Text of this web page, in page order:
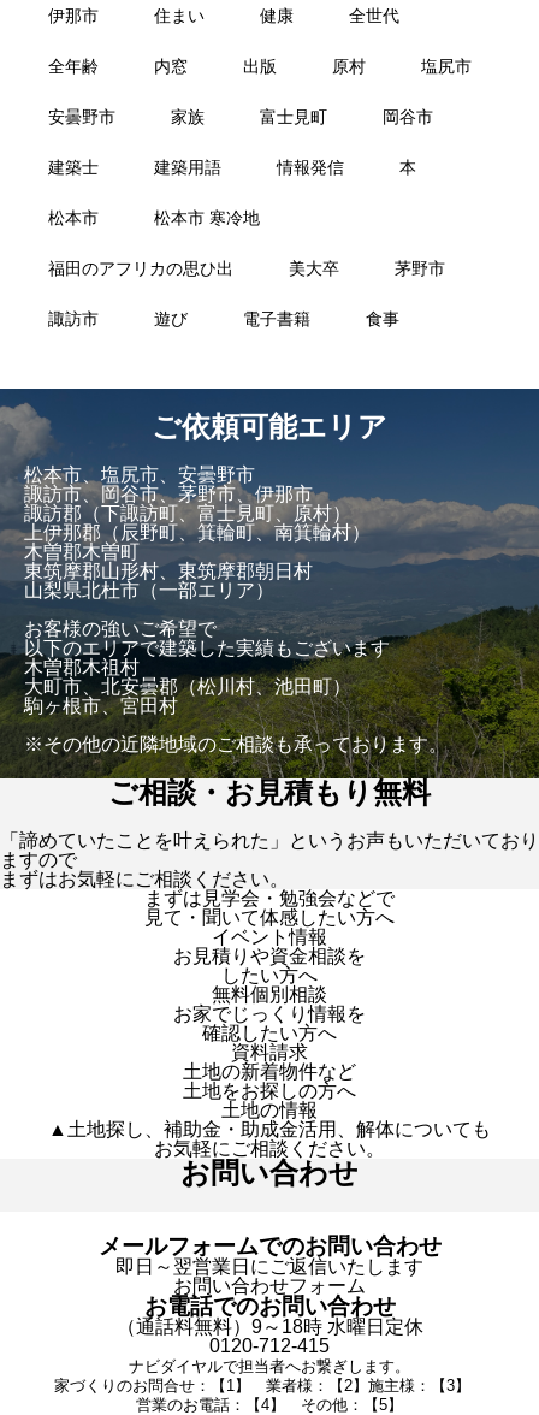
伊那市 住まい 健康 全世代
全年齢 内窓 出版 原村 塩尻市
安曇野市 家族 富士見町 岡谷市
建築士 建築用語 情報発信 本
松本市 松本市 寒冷地
福田のアフリカの思ひ出 美大卒 茅野市
諏訪市 遊び 電子書籍 食事
ご依頼可能エリア
松本市、塩尻市、安曇野市
諏訪市、岡谷市、茅野市、伊那市
諏訪郡（下諏訪町、富士見町、原村）
上伊那郡（辰野町、箕輪町、南箕輪村）
木曽郡木曽町
東筑摩郡山形村、東筑摩郡朝日村
山梨県北杜市（一部エリア）
お客様の強いご希望で
以下のエリアで建築した実績もございます
木曽郡木祖村
大町市、北安曇郡（松川村、池田町）
駒ヶ根市、宮田村
※その他の近隣地域のご相談も承っております。
ご相談・お見積もり無料
「諦めていたことを叶えられた」というお声もいただいており
ますので
まずはお気軽にご相談ください。
まずは見学会・勉強会などで
見て・聞いて体感したい方へ
イベント情報
お見積りや資金相談を
したい方へ
無料個別相談
お家でじっくり情報を
確認したい方へ
資料請求
土地の新着物件など
土地をお探しの方へ
土地の情報
▲土地探し、補助金・助成金活用、解体についても
お気軽にご相談ください。
お問い合わせ
メールフォームでのお問い合わせ
即日～翌営業日にご返信いたします
お問い合わせフォーム
お電話でのお問い合わせ
（通話料無料）9～18時 水曜日定休
0120-712-415
ナビダイヤルで担当者へお繋ぎします。
家づくりのお問合せ：【1】 業者様：【2】施主様：【3】
営業のお電話：【4】 その他：【5】